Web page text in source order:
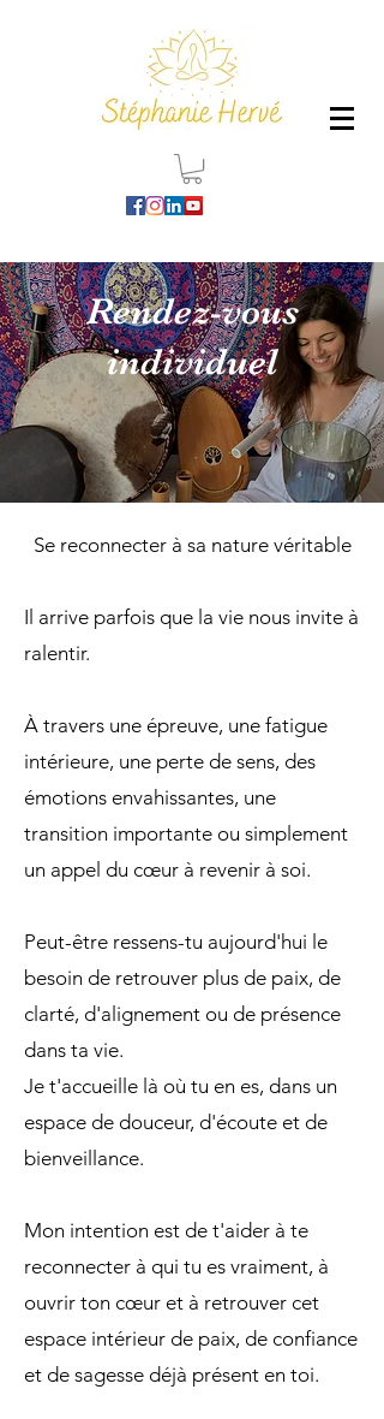
Rendez-vous
individuel
Se reconnecter à sa nature véritable
Il arrive parfois que la vie nous invite à
ralentir.
À travers une épreuve, une fatigue
intérieure, une perte de sens, des
émotions envahissantes, une
transition importante ou simplement
un appel du cœur à revenir à soi.
Peut-être ressens-tu aujourd'hui le
besoin de retrouver plus de paix, de
clarté, d'alignement ou de présence
dans ta vie.
Je t'accueille là où tu en es, dans un
espace de douceur, d'écoute et de
bienveillance.
Mon intention est de t'aider à te
reconnecter à qui tu es vraiment, à
ouvrir ton cœur et à retrouver cet
espace intérieur de paix, de confiance
et de sagesse déjà présent en toi.